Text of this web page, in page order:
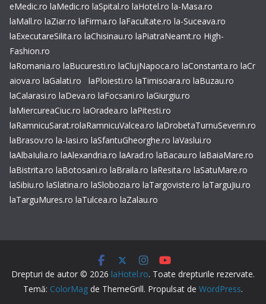
eMedic.ro laMedic.ro laSpital.ro laHotel.ro la-Masa.ro
laMall.ro laZiar.ro laFirma.ro laFacultate.ro la-Suceava.ro
laExecutareSilita.ro laChisinau.ro laPiatraNeamt.ro High-
Fashion.ro
laRomania.ro laBucuresti.ro laClujNapoca.ro laConstanta.ro laCr
aiova.ro laGalati.ro laPloiesti.ro laTimisoara.ro laBuzau.ro
laCalarasi.ro laDeva.ro laFocsani.ro laGiurgiu.ro
laMiercureaCiuc.ro laOradea.ro laPitesti.ro
laRamnicuSarat.rolaRamnicuValcea.ro laDrobetaTurnuSeverin.ro
laBrasov.ro la-Iasi.ro laSfantuGheorghe.ro laVaslui.ro
laAlbaIulia.ro laAlexandria.ro laArad.ro laBacau.ro laBaiaMare.ro
laBistrita.ro laBotosani.ro laBraila.ro laResita.ro laSatuMare.ro
laSibiu.ro laSlatina.ro laSlobozia.ro laTargoviste.ro laTarguJiu.ro
laTarguMures.ro laTulcea.ro laZalau.ro
Drepturi de autor © 2026 laHotel.ro. Toate drepturile rezervate.
Temă: ColorMag de ThemeGrill. Propulsat de WordPress.